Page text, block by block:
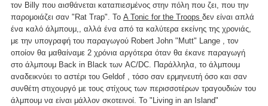
τον Billy που αισθάνεται καταπιεσμένος στην πόλη που ζει, που την
παρομοιάζει σαν "Rat Trap". Το A Tonic for the Troops δεν είναι απλά
ένα καλό άλμπουμ,, αλλά ένα από τα καλύτερα εκείνης της χρονιάς,
με την υπογραφή του παραγωγού Robert John "Mutt" Lange , τον
οποίον θα μαθαίναμε 2 χρόνια αργότερα όταν θα έκανε παραγωγή
στο άλμπουμ Back in Black των AC/DC. Παράλληλα, το άλμπουμ
αναδεικνύει το αστέρι του Geldof , τόσο σαν ερμηνευτή όσο και σαν
συνθέτη στιχουργό με τους στίχους των περισσοτέρων τραγουδιών του
άλμπουμ να είναι μάλλον σκοτεινοί. Το "Living in an Island"